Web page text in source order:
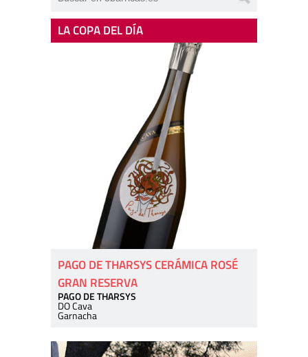
LA COPA DEL DÍA
PAGO DE THARSYS CERÁMICA ROSÉ
GRAN RESERVA
PAGO DE THARSYS
DO Cava
Garnacha